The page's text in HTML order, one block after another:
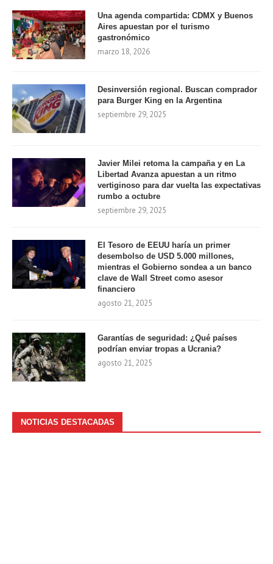
Una agenda compartida: CDMX y Buenos
Aires apuestan por el turismo
gastronómico
marzo 18, 2026
Desinversión regional. Buscan comprador
para Burger King en la Argentina
septiembre 29, 2025
Javier Milei retoma la campaña y en La
Libertad Avanza apuestan a un ritmo
vertiginoso para dar vuelta las expectativas
rumbo a octubre
septiembre 29, 2025
El Tesoro de EEUU haría un primer
desembolso de USD 5.000 millones,
mientras el Gobierno sondea a un banco
clave de Wall Street como asesor
financiero
agosto 21, 2025
Garantías de seguridad: ¿Qué países
podrían enviar tropas a Ucrania?
agosto 21, 2025
NOTICIAS DESTACADAS